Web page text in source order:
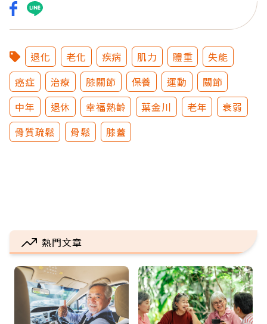
退化 老化 疾病 肌力 體重
失能
癌症
治療 膝關節 保養 運動
關節
中年
退休 幸福熟齡 葉金川 老年
衰弱
骨質疏鬆
骨鬆 膝蓋
熱門文章